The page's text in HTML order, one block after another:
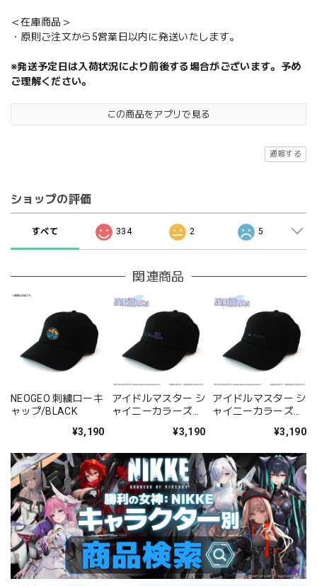
＜在庫商品＞
・原則ご注文から5営業日以内に発送いたします。
※発送予定日は入荷状況により前後する場合がございます。予め
ご理解ください。
この商品をアプリで見る
通報する
ショップの評価
すべて 334 2 5
関連商品
NEOGEO 刺繍ローキ
ャップ/BLACK
¥3,190
アイドルマスター シ
ャイニーカラーズ
カ 刺繍ローキャップ
¥3,190
アイドルマスター シ
ャイニーカラーズ
繍ローキャップ¥3,190